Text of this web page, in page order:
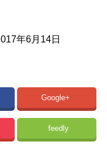
年6月14日
Google+
feedly